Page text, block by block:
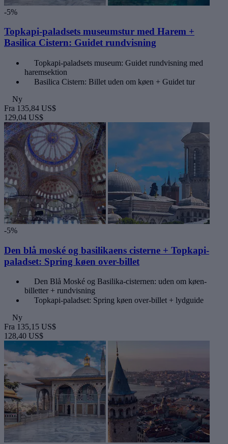
-5%
Topkapi-paladsets museumstur med Harem +
Basilica Cistern: Guidet rundvisning
Topkapi-paladsets museum: Guidet rundvisning med
haremsektion
Basilica Cistern: Billet uden om køen + Guidet tur
Ny
Fra 135,84 US$
129,04 US$
-5%
Den blå moské og basilikaens cisterne + Topkapi-
paladset: Spring køen over-billet
Den Blå Moské og Basilika-cisternen: uden om køen-
billetter + rundvisning
Topkapi-paladset: Spring køen over-billet + lydguide
Ny
Fra 135,15 US$
128,40 US$